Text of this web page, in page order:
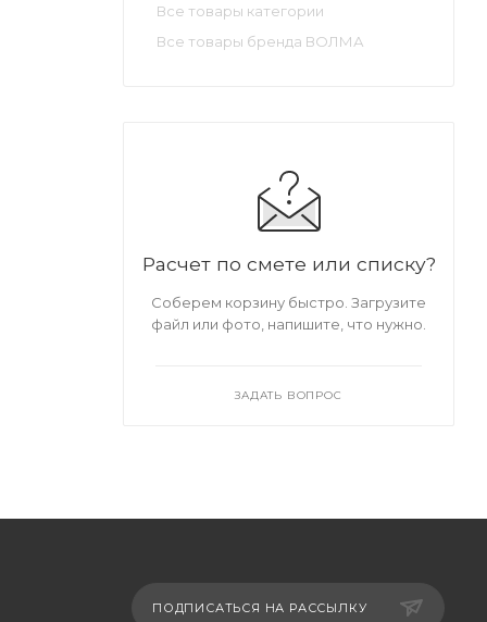
Все товары категории
Все товары бренда ВОЛМА
Расчет по смете или списку?
Соберем корзину быстро. Загрузите
файл или фото, напишите, что нужно.
ЗАДАТЬ ВОПРОС
ПОДПИСАТЬСЯ НА РАССЫЛКУ